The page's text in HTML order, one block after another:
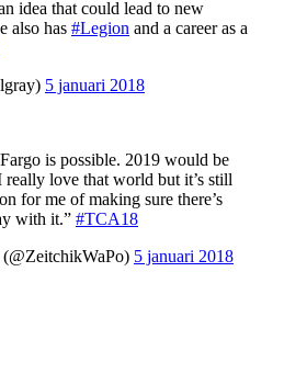
idea that could lead to new
also has #Legion and a career as a
5 januari 2018
is possible. 2019 would be
love that world but it’s still
for me of making sure there’s
with it.” #TCA18
5 januari 2018